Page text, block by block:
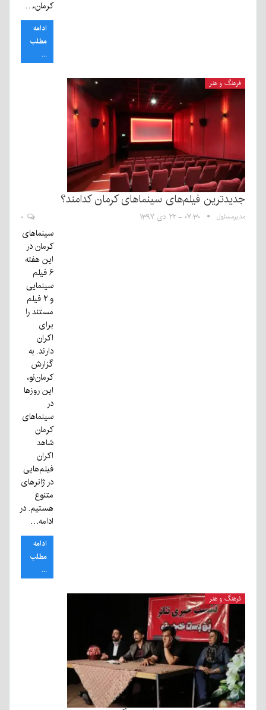
کرمان،…
ادامه
مطلب
...
فرهنگ و هنر
جدیدترین فیلم‌های سینماهای کرمان کدامند؟
مدیرمسئول ۰۷:۳۰ - ۲۲ دی ۱۳۹۷
سینماهای
کرمان در
این هفته
۶ فیلم
سینمایی
و ۲ فیلم
مستند را
برای
اکران
دارند. به
گزارش
کرمان‌نو،
این روز‌ها
در
سینما‌های
کرمان
شاهد
اکران
فیلم‌هایی
در ژانر‌های
متنوع
هستیم. در
ادامه…
ادامه
مطلب
...
فرهنگ و هنر